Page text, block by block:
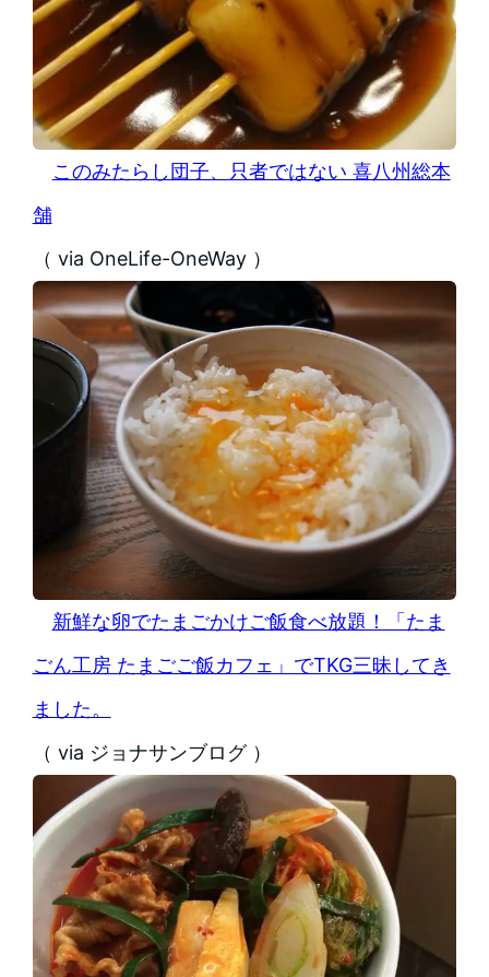
このみたらし団子、只者ではない 喜八州総本
舗
（ via OneLife-OneWay ）
新鮮な卵でたまごかけご飯食べ放題！「たま
ごん工房 たまごご飯カフェ」でTKG三昧してき
ました。
（ via ジョナサンブログ ）